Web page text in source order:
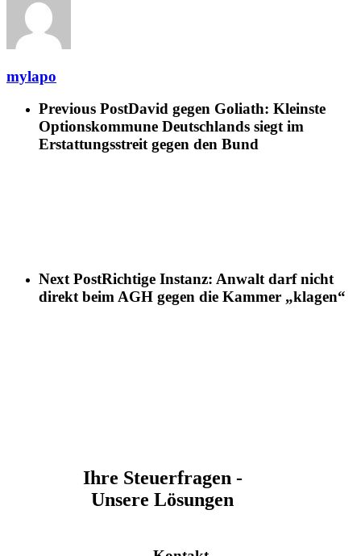
mylapo
Previous PostDavid gegen Goliath: Kleinste
Optionskommune Deutschlands siegt im
Erstattungsstreit gegen den Bund
Next PostRichtige Instanz: Anwalt darf nicht
direkt beim AGH gegen die Kammer „klagen“
Ihre Steuerfragen -
Unsere Lösungen